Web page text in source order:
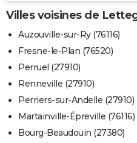
Villes voisines de
Auzouville-sur-Ry (76116)
Fresne-le-Plan (76520)
Perruel (27910)
Renneville (27910)
Perriers-sur-Andelle (27910)
Martainville-Épreville (76116)
Bourg-Beaudouin (27380)